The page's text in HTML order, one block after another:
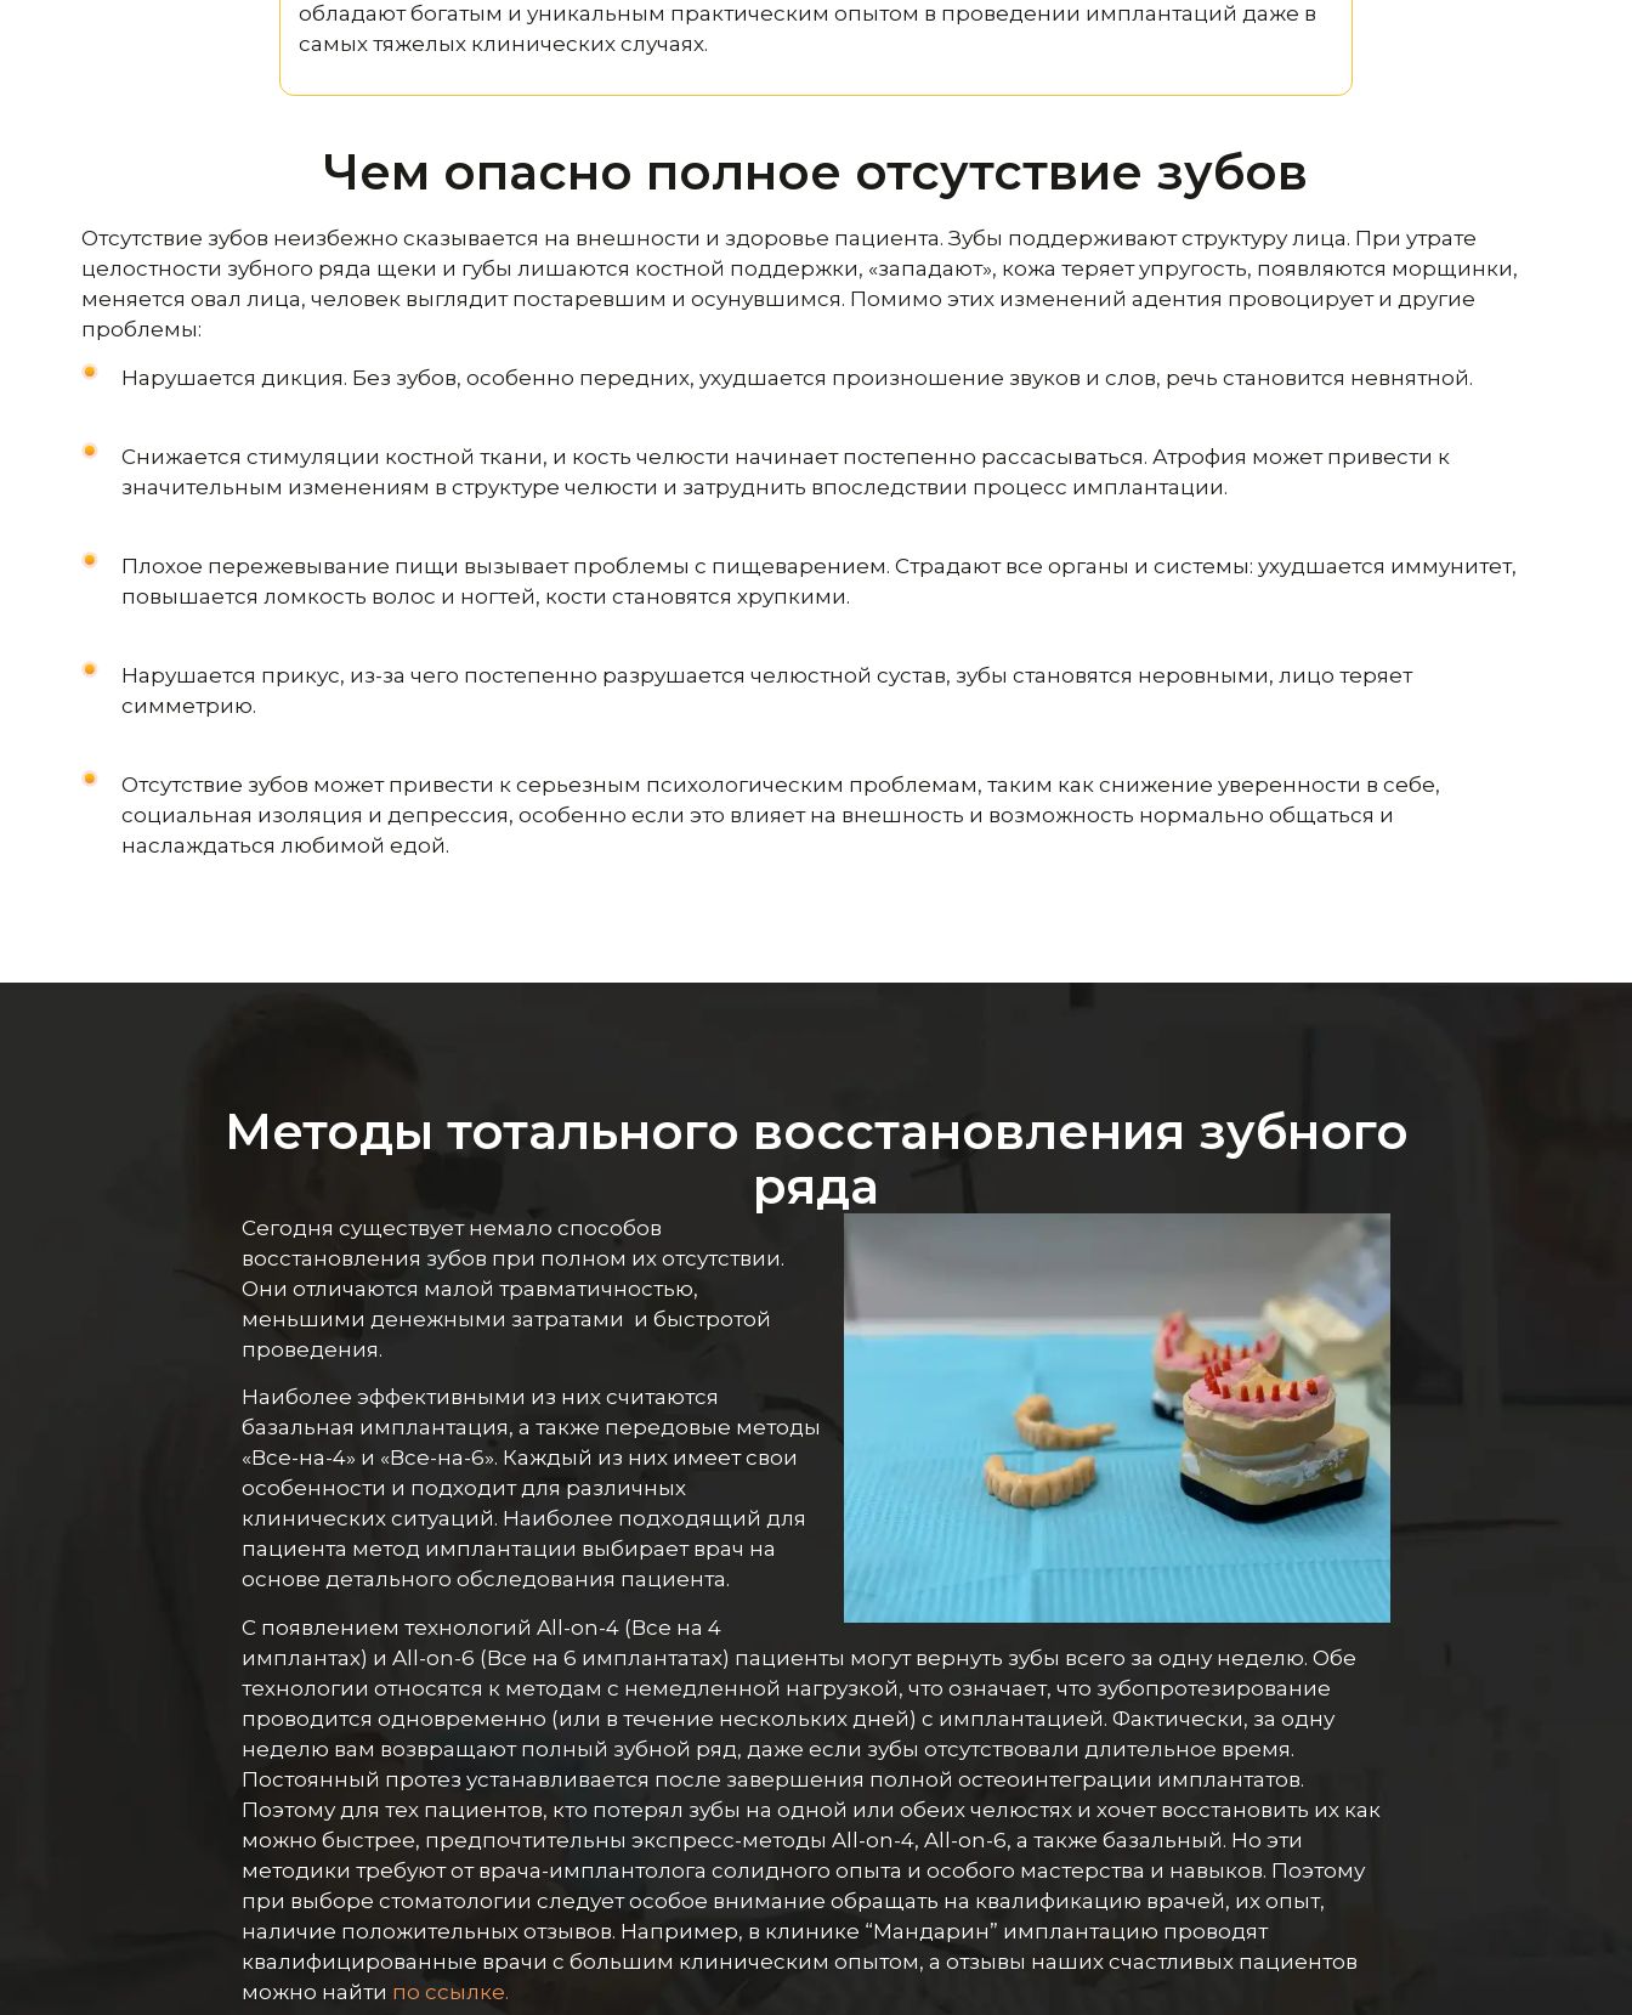
обладают богатым и уникальным практическим опытом в проведении имплантаций даже в
самых тяжелых клинических случаях.
Чем опасно полное отсутствие зубов
Отсутствие зубов неизбежно сказывается на внешности и здоровье пациента. Зубы поддерживают структуру лица. При утрате
целостности зубного ряда щеки и губы лишаются костной поддержки, «западают», кожа теряет упругость, появляются морщинки,
меняется овал лица, человек выглядит постаревшим и осунувшимся. Помимо этих изменений адентия провоцирует и другие
проблемы:
Нарушается дикция. Без зубов, особенно передних, ухудшается произношение звуков и слов, речь становится невнятной.
Снижается стимуляции костной ткани, и кость челюсти начинает постепенно рассасываться. Атрофия может привести к
значительным изменениям в структуре челюсти и затруднить впоследствии процесс имплантации.
Плохое пережевывание пищи вызывает проблемы с пищеварением. Страдают все органы и системы: ухудшается иммунитет,
повышается ломкость волос и ногтей, кости становятся хрупкими.
Нарушается прикус, из-за чего постепенно разрушается челюстной сустав, зубы становятся неровными, лицо теряет
симметрию.
Отсутствие зубов может привести к серьезным психологическим проблемам, таким как снижение уверенности в себе,
социальная изоляция и депрессия, особенно если это влияет на внешность и возможность нормально общаться и
наслаждаться любимой едой.
Методы тотального восстановления зубного
ряда
Сегодня существует немало способов
восстановления зубов при полном их отсутствии.
Они отличаются малой травматичностью,
меньшими денежными затратами и быстротой
проведения.
Наиболее эффективными из них считаются
базальная имплантация, а также передовые методы
«Все-на-4» и «Все-на-6». Каждый из них имеет свои
особенности и подходит для различных
клинических ситуаций. Наиболее подходящий для
пациента метод имплантации выбирает врач на
основе детального обследования пациента.
С появлением технологий All-on-4 (Все на 4
имплантах) и All-on-6 (Все на 6 имплантатах) пациенты могут вернуть зубы всего за одну неделю. Обе
технологии относятся к методам с немедленной нагрузкой, что означает, что зубопротезирование
проводится одновременно (или в течение нескольких дней) с имплантацией. Фактически, за одну
неделю вам возвращают полный зубной ряд, даже если зубы отсутствовали длительное время.
Постоянный протез устанавливается после завершения полной остеоинтеграции имплантатов.
Поэтому для тех пациентов, кто потерял зубы на одной или обеих челюстях и хочет восстановить их как
можно быстрее, предпочтительны экспресс-методы All-on-4, All-on-6, а также базальный. Но эти
методики требуют от врача-имплантолога солидного опыта и особого мастерства и навыков. Поэтому
при выборе стоматологии следует особое внимание обращать на квалификацию врачей, их опыт,
наличие положительных отзывов. Например, в клинике “Мандарин” имплантацию проводят
квалифицированные врачи с большим клиническим опытом, а отзывы наших счастливых пациентов
можно найти по ссылке.